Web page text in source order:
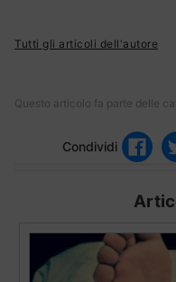
Tutti gli articoli dell'autore
Questo articolo fa parte delle
Condividi